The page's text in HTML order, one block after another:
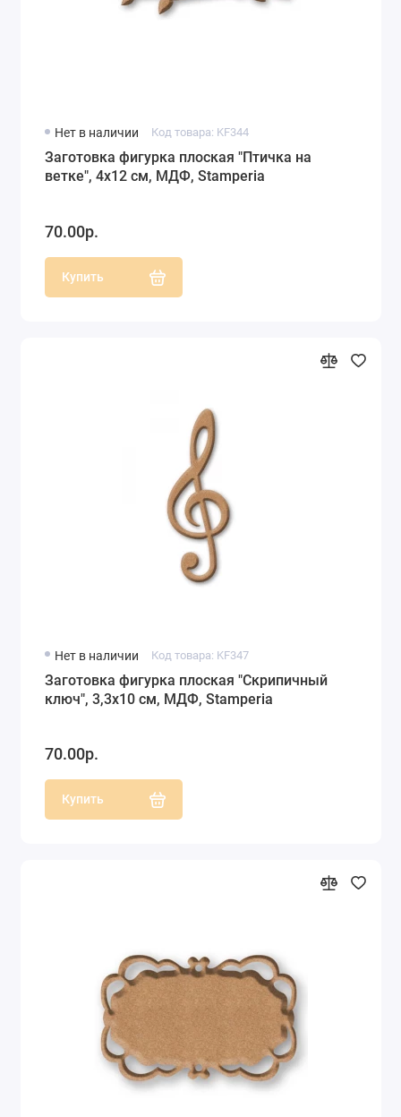
Нет в наличии Код товара: KF344
Заготовка фигурка плоская "Птичка на
ветке", 4х12 см, МДФ, Stamperia
70.00р.
Купить
Нет в наличии Код товара: KF347
Заготовка фигурка плоская "Скрипичный
ключ", 3,3х10 см, МДФ, Stamperia
70.00р.
Купить